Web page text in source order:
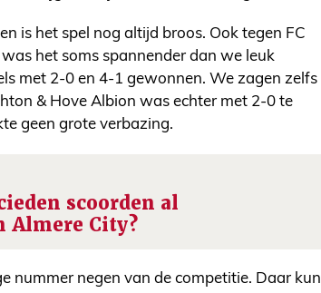
is het spel nog altijd broos. Ook tegen FC
het soms spannender dan we leuk
met 2-0 en 4-1 gewonnen. We zagen zelfs
& Hove Albion was echter met 2-0 te
geen grote verbazing.
scoorden al
Almere City?
nummer negen van de competitie. Daar kun